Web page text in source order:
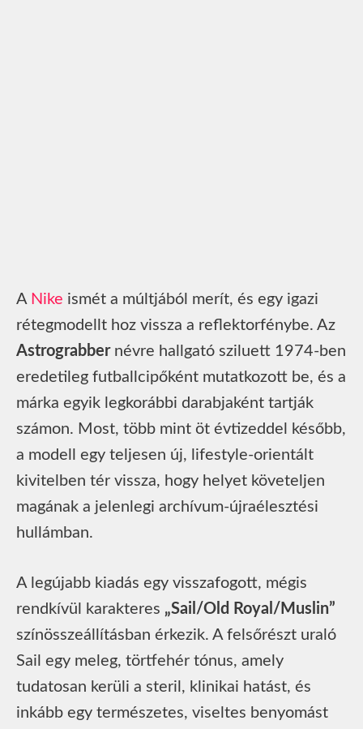
A Nike ismét a múltjából merít, és egy igazi
rétegmodellt hoz vissza a reflektorfénybe. Az
Astrograbbernévre hallgató sziluett 1974-ben
eredetileg futballcipőként mutatkozott be, és a
márka egyik legkorábbi darabjaként tartják
számon. Most, több mint öt évtizeddel később,
a modell egy teljesen új, lifestyle-orientált
kivitelben tér vissza, hogy helyet követeljen
magának a jelenlegi archívum-újraélesztési
hullámban.
A legújabb kiadás egy visszafogott, mégis
rendkívül karakteres „Sail/Old Royal/Muslin”
színösszeállításban érkezik. A felsőrészt uraló
Sail egy meleg, törtfehér tónus, amely
tudatosan kerüli a steril, klinikai hatást, és
inkább egy természetes, viseltes benyomást